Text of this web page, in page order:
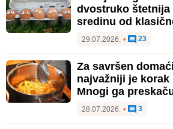
dvostruko štetnija
sredinu od
29.07.2026. • 23
Za savršen
najvažniji je korak
Mnogi ga
28.07.2026. • 3